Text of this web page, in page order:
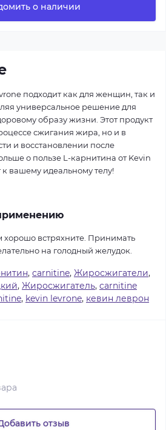
о наличии
подходит как для женщин, так и
универсальное решение для
образу жизни. Этот продукт
сжигания жира, но и в
и восстановлении после
о пользе L-карнитина от Kevin
вашему идеальному телу!
хорошо встряхните. Принимать
на голодный желудок.
, carnitine, Жиросжигатели,
, Жиросжигатель, carnitine
, kevin levrone, кевин леврон
отзыв